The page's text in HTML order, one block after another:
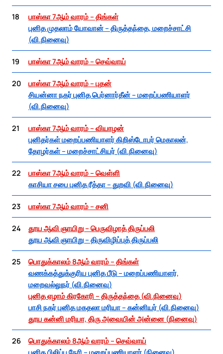
18
பாஸ்கா 7ஆம் வாரம் – திங்கள்
புனித முதலாம் யோவான் – திருத்தந்தை, மறைச்சாட்சி
(வி.நினைவு)
19 பாஸ்கா 7ஆம் வாரம் – செவ்வாய்
20
பாஸ்கா 7ஆம் வாரம் – புதன்
சியன்னா நகர் புனித பெர்னார்தீன் – மறைப்பணியாளர்
(வி.நினைவு)
21
பாஸ்கா 7ஆம் வாரம் – வியாழன்
புனிதர்கள் மறைப்பணியாளர் கிறிஸ்டோபர் மெகாலன்,
தோழர்கள் – மறைச்சாட்சியர் (வி.நினைவு)
22
பாஸ்கா 7ஆம் வாரம் – வெள்ளி
காசியா சபை புனித ரீத்தா – துறவி (வி.நினைவு)
23 பாஸ்கா 7ஆம் வாரம் – சனி
24
தூய ஆவி ஞாயிறு – பெருவிழாத் திருப்பலி
தூய ஆவி ஞாயிறு – திருவிழிப்புத் திருப்பலி
25
பொதுக்காலம் 8ஆம் வாரம் – திங்கள்
வணக்கத்துக்குரிய புனித பீடு – மறைப்பணியாளர்,
மறைவல்லுநர் (வி.நினைவு)
புனித ஏழாம் கிரகோரி – திருத்தந்தை (வி.நினைவு)
பாசி நகர் புனித மகதலா மரியா – கன்னியர் (வி.நினைவு)
தூய கன்னி மரியா, திரு அவையின் அன்னை (நினைவு)
26
பொதுக்காலம் 8ஆம் வாரம் – செவ்வாய்
புனித பிலிப்பு நேரி – மறைப்பணியாளர் (நினைவு)